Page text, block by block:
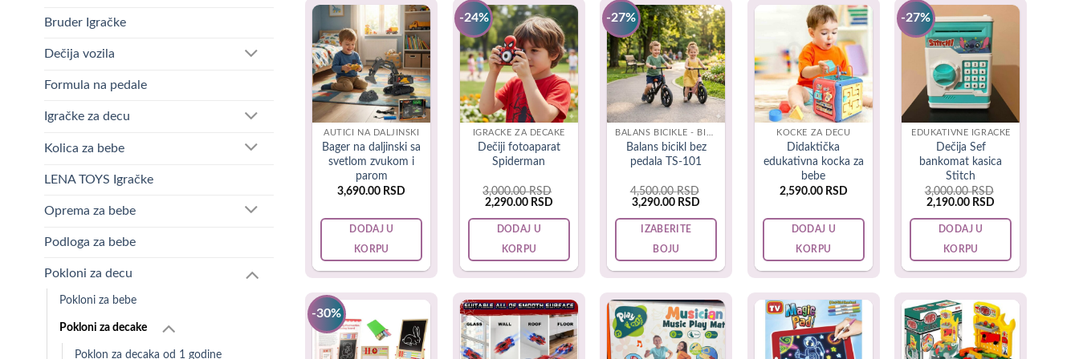
Bruder Igračke
Dečija vozila
Formula na pedale
Igračke za decu
Kolica za bebe
LENA TOYS Igračke
Oprema za bebe
Podloga za bebe
Pokloni za decu
Pokloni za bebe
Pokloni za decake
Poklon za decaka od 1 godine
Stručnjaci kažu da su igra i učenje, zaista jedno te isto u ranom detinjstvu. Tako da je pronalaženje savršene igračke, koja podučava
važnu veštinu idealno za male dečake.
AUTIĆI NA DALJINSKI
Bager na daljinski sa
svetlom zvukom i
parom
3,690.00 RSD
DODAJ U
KORPU
-24%
IGRAČKE ZA DEČAKE
Dečiji fotoaparat
Spiderman
3,000.00RSD
Original
was:
3,000.00 RSD.
2,290.00 RSDCurrent
DODAJ U
KORPU
-27%
Balans bicikl bez
pedala TS-101
4,500.00RSD
Original
was:
4,500.00 RSD.
3,290.00 RSD
IZABERITE
BOJU
This
has
multiple
variants.
KOCKE ZA DECU
Didaktička
edukativna kocka za
bebe
2,590.00 RSD
DODAJ U
KORPU
-27%
EDUKATIVNE IGRAČKE
Dečija Sef
bankomat kasica
Stitch
3,000.00RSD
Original
was:
3,000.00 RSD.
2,190.00 RSD
DODAJ U
KORPU
-30%